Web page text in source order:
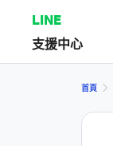
LINE
支援中心
首頁